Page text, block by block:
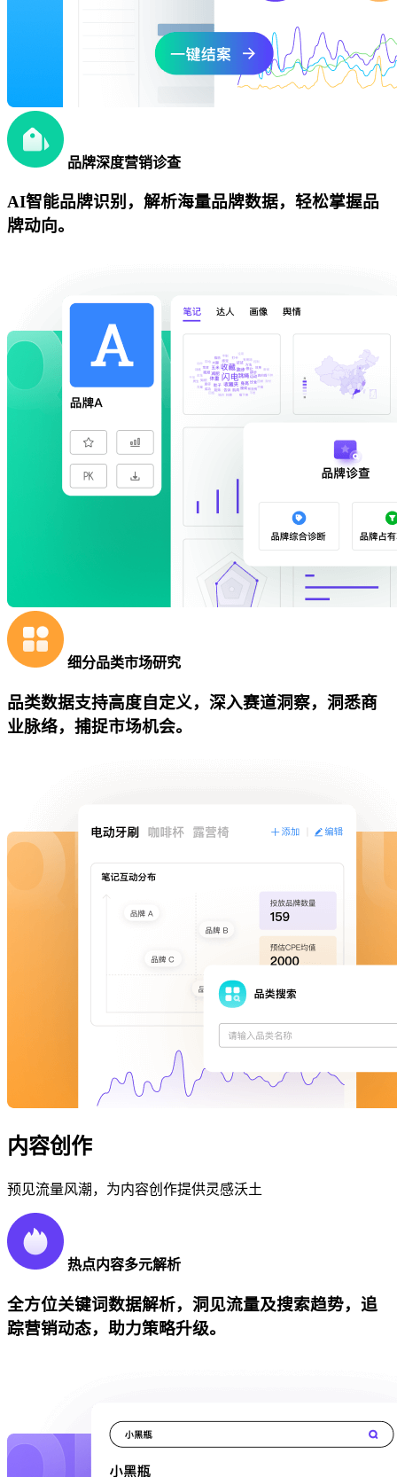
品牌深度营销诊查
AI智能品牌识别，解析海量品牌数据，轻松掌握品
牌动向。
细分品类市场研究
品类数据支持高度自定义，深入赛道洞察，洞悉商
业脉络，捕捉市场机会。
内容创作
预见流量风潮，为内容创作提供灵感沃土
热点内容多元解析
全方位关键词数据解析，洞见流量及搜索趋势，追
踪营销动态，助力策略升级。